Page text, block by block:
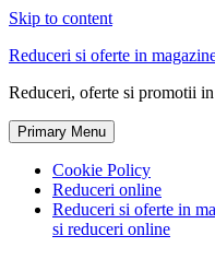
Skip to content
Reduceri si oferte in
Reduceri, oferte si promotii
Primary Menu
Cookie Policy
Reduceri online
Reduceri si oferte in
si reduceri online